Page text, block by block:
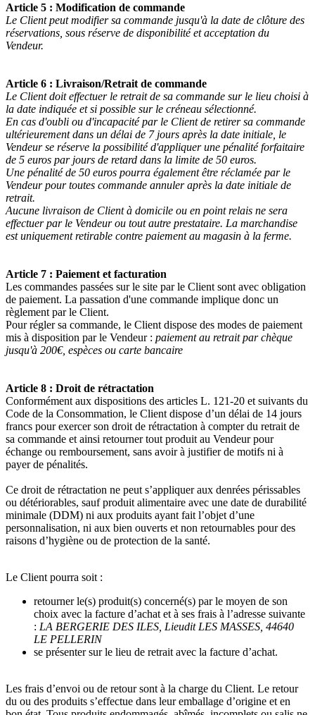
Article 5 : Modification de commande
Le Client peut modifier sa commande jusqu'à la date de clôture des
réservations, sous réserve de disponibilité et acceptation du
Vendeur.
Article 6 : Livraison/Retrait de commande
Le Client doit effectuer le retrait de sa commande sur le lieu choisi à
la date indiquée et si possible sur le créneau sélectionné.
En cas d'oubli ou d'incapacité par le Client de retirer sa commande
ultérieurement dans un délai de 7 jours après la date initiale, le
Vendeur se réserve la possibilité d'appliquer une pénalité forfaitaire
de 5 euros par jours de retard dans la limite de 50 euros.
Une pénalité de 50 euros pourra également être réclamée par le
Vendeur pour toutes commande annuler après la date initiale de
retrait.
Aucune livraison de Client à domicile ou en point relais ne sera
effectuer par le Vendeur ou tout autre prestataire. La marchandise
est uniquement retirable contre paiement au magasin à la ferme.
Article 7 : Paiement et facturation
Les commandes passées sur le site par le Client sont avec obligation
de paiement. La passation d'une commande implique donc un
règlement par le Client.
Pour régler sa commande, le Client dispose des modes de paiement
mis à disposition par le Vendeur : paiement au retrait par chèque
jusqu'à 200€, espèces ou carte bancaire
Article 8 : Droit de rétractation
Conformément aux dispositions des articles L. 121-20 et suivants du
Code de la Consommation, le Client dispose d’un délai de 14 jours
francs pour exercer son droit de rétractation à compter du retrait de
sa commande et ainsi retourner tout produit au Vendeur pour
échange ou remboursement, sans avoir à justifier de motifs ni à
payer de pénalités.
Ce droit de rétractation ne peut s’appliquer aux denrées périssables
ou détériorables, sauf produit alimentaire avec une date de durabilité
minimale (DDM) ni aux produits ayant fait l’objet d’une
personnalisation, ni aux bien ouverts et non retournables pour des
raisons d’hygiène ou de protection de la santé.
Le Client pourra soit :
retourner le(s) produit(s) concerné(s) par le moyen de son
choix avec la facture d’achat et à ses frais à l’adresse suivante
: LA BERGERIE DES ILES, Lieudit LES MASSES, 44640
LE PELLERIN
se présenter sur le lieu de retrait avec la facture d’achat.
Les frais d’envoi ou de retour sont à la charge du Client. Le retour
du ou des produits s’effectue dans leur emballage d’origine et en